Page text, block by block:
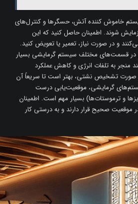
خاموش کننده آتش، حسگرها و کنترل‌های
شوند. اطمینان حاصل کنید که این
و در صورت نیاز، تعمیر یا تعویض کنید.
در قسمت‌های مختلف سیستم گرمایشی بسیار
منجر به تلفات انرژی و کاهش عملکرد
تشخیص نشتی، بهتر است تا سریعاً آن
گرمایشی، موقعیت‌یابی درست
و ترموستات‌ها) بسیار مهم است. اطمینان
موقعیت صحیح قرار دارند و به درستی کار